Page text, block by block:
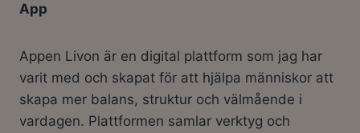
App
Appen Livon är en digital plattform som jag har
varit med och skapat för att hjälpa människor att
skapa mer balans, struktur och välmående i
vardagen. Plattformen samlar verktyg och